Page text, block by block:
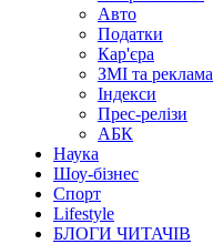
Авто
Податки
Кар'єра
ЗМІ та реклама
Індекси
Прес-релізи
АБК
Наука
Шоу-бізнес
Спорт
Lifestyle
БЛОГИ ЧИТАЧІВ